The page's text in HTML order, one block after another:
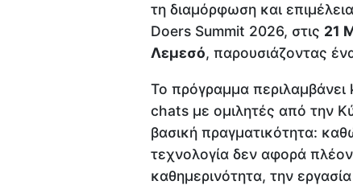
τη διαμόρφωση και
Doers Summit 2026, στις 21
Λεμεσό, παρουσιάζοντας
Το πρόγραμμα περιλαμβάνει
chats με ομιλητές από την
βασική πραγματικότητα:
τεχνολογία δεν αφορά
καθημερινότητα, την